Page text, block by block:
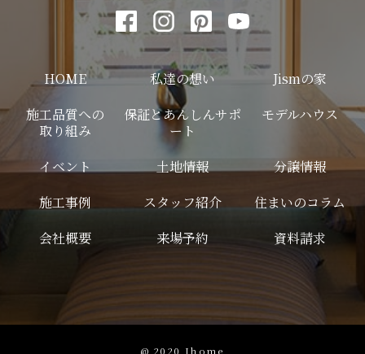
HOME 私達の想い
Jismの家
施工品質への
取り組み
保証とあんしんサポ
ート
モデルハウス
イベント 土地情報
分譲情報
施工事例
スタッフ紹介
住まいのコラム
会社概要
来場予約 資料請求
@ 2020 Jhome